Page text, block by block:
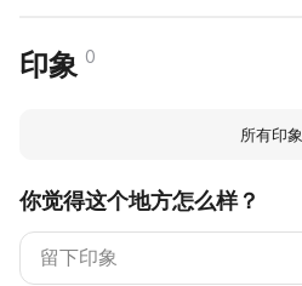
印象 0
所有印象
你觉得这个地方怎么样？